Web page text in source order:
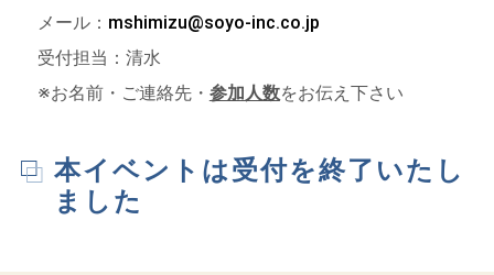
メール： mshimizu@soyo-inc.co.jp
受付担当：清水
※お名前・ご連絡先・ 参加人数をお伝え下さい
本イベントは受付を終了いたし
ました